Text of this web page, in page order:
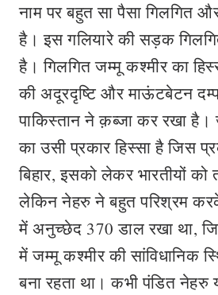
नाम पर बहुत सा पैसा गिलगित
है। इस गलियारे की सड़क
है। गिलगित जम्मू कश्मीर का
की अदूरदृष्टि और माऊंटबेटन
पाकिस्तान ने क़ब्जा कर रखा है।
का उसी प्रकार हिस्सा है जिस
बिहार, इसको लेकर भारतीयों
लेकिन नेहरु ने बहुत परिश्रम
में अनुच्छेद 370 डाल रखा था,
में जम्मू कश्मीर की सांविधानिक
बना रहता था। कभी पंडित नेहरु